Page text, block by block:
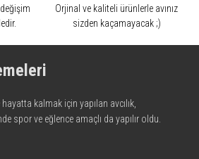
Orjinal ve kaliteli ürünlerle avınız
sizden kaçamayacak ;)
kalmak için yapılan avcılık,
spor ve eğlence amaçlı da yapılır oldu.
en iyisini meydana